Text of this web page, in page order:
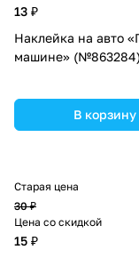
13 ₽
Наклейка на авто
машине»
В корзину
Старая цена
30 ₽
Цена со скидкой
15 ₽